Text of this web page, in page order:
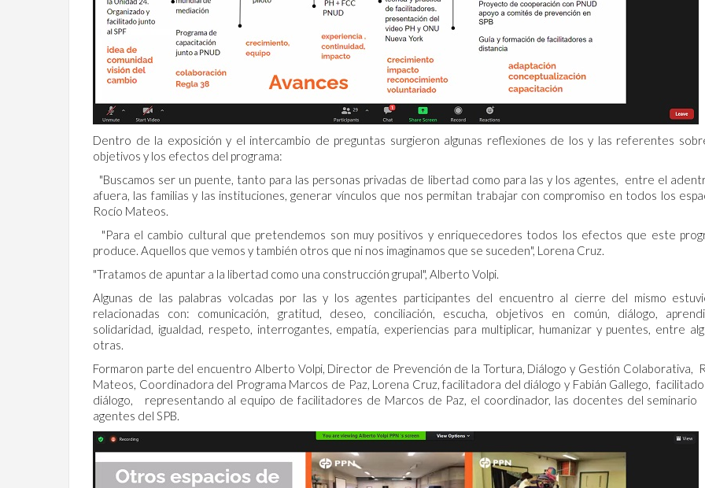
Dentro de la exposición y el intercambio de preguntas surgieron algunas reflexiones de los y las referentes
objetivos y los efectos del programa:
"Buscamos ser un puente, tanto para las personas privadas de libertad como para las y los agentes, entre el
afuera, las familias y las instituciones, generar vínculos que nos permitan trabajar con compromiso en todos los
Rocío Mateos.
"Para el cambio cultural que pretendemos son muy positivos y enriquecedores todos los efectos que este
produce. Aquellos que vemos y también otros que ni nos imaginamos que se suceden", Lorena Cruz.
"Tratamos de apuntar a la libertad como una construcción grupal", Alberto Volpi.
Algunas de las palabras volcadas por las y los agentes participantes del encuentro al cierre del mismo
relacionadas con: comunicación, gratitud, deseo, conciliación, escucha, objetivos en común, diálogo,
solidaridad, igualdad, respeto, interrogantes, empatía, experiencias para multiplicar, humanizar y puentes, entre
otras.
Formaron parte del encuentro Alberto Volpi, Director de Prevención de la Tortura, Diálogo y Gestión Colaborativa,
Mateos, Coordinadora del Programa Marcos de Paz, Lorena Cruz, facilitadora del diálogo y Fabián Gallego,
diálogo, representando al equipo de facilitadores de Marcos de Paz, el coordinador, las docentes del seminario
agentes del SPB.